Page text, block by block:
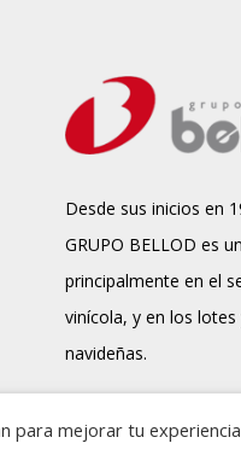
Desde sus inicios en
GRUPO BELLOD es
principalmente en el
vinícola, y en los lotes
navideñas.
para mejorar tu